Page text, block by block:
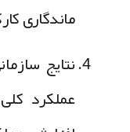
ماندگاری
نتایج
عملکرد کلی